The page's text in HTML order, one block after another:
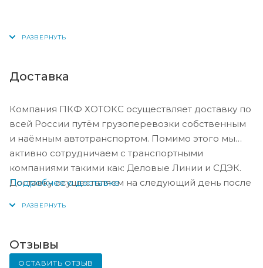
Доставка
Компания ПКФ ХОТОКС осуществляет доставку по
всей России путём грузоперевозки собственным
и наёмным автотранспортом. Помимо этого мы
активно сотрудничаем с транспортными
компаниями такими как: Деловые Линии и СДЭК.
Доставку осуществляем на следующий день после
Подробнее о доставке
Отзывы
ОСТАВИТЬ ОТЗЫВ